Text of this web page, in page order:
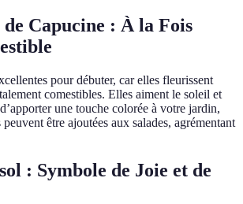
Capucine : À la Fois
pour débuter, car elles fleurissent
comestibles. Elles aiment le soleil et
une touche colorée à votre jardin,
être ajoutées aux salades, agrémentant
: Symbole de Joie et de